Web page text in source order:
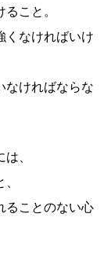
こと。
なければいけ
ければならな
、
ることのない心